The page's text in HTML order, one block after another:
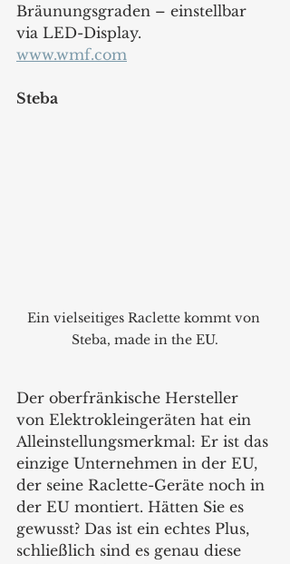
Bräunungsgraden – einstellbar
via LED-Display.
www.wmf.com
Steba
Ein vielseitiges Raclette kommt von
Steba, made in the EU.
Der oberfränkische Hersteller
von Elektrokleingeräten hat ein
Alleinstellungsmerkmal: Er ist das
einzige Unternehmen in der EU,
der seine Raclette-Geräte noch in
der EU montiert. Hätten Sie es
gewusst? Das ist ein echtes Plus,
schließlich sind es genau diese